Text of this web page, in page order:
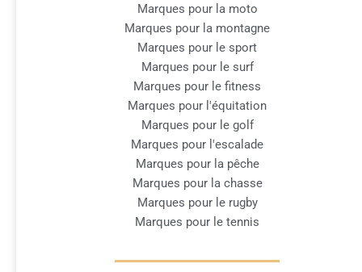
Marques pour la moto
Marques pour la montagne
Marques pour le sport
Marques pour le surf
Marques pour le fitness
Marques pour l'équitation
Marques pour le golf
Marques pour l'escalade
Marques pour la pêche
Marques pour la chasse
Marques pour le rugby
Marques pour le tennis